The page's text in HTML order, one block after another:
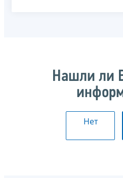
Нашли ли
Нет